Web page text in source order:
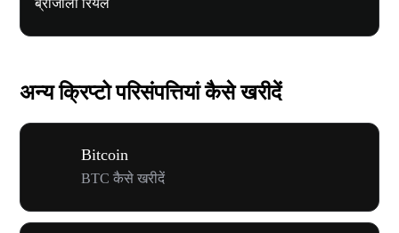
ब्राजीली रियल
अन्य क्रिप्टो परिसंपत्तियां कैसे खरीदें
Bitcoin
BTC कैसे खरीदें